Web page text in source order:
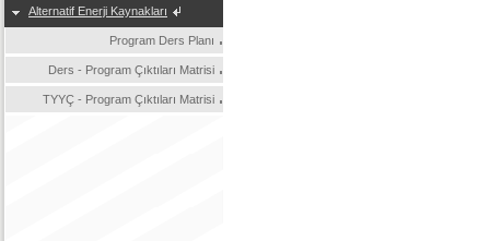
Alternatif Enerji Kaynakları
Program Ders Planı
Ders - Program Çıktıları Matrisi
TYYÇ - Program Çıktıları Matrisi